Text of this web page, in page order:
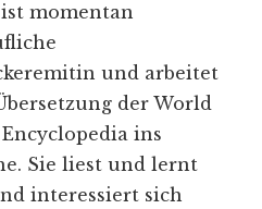
momentan
und arbeitet
der World
ins
Sie liest und lernt
interessiert sich